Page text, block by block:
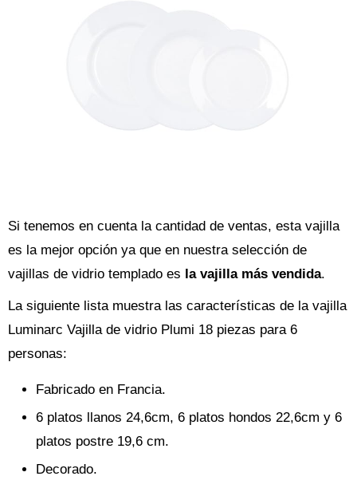
Si tenemos en cuenta la cantidad de ventas, esta vajilla
es la mejor opción ya que en nuestra selección de
vajillas de vidrio templado es la vajilla más vendida.
La siguiente lista muestra las características de la vajilla
Luminarc Vajilla de vidrio Plumi 18 piezas para 6
personas:
Fabricado en Francia.
6 platos llanos 24,6cm, 6 platos hondos 22,6cm y 6
platos postre 19,6 cm.
Decorado.